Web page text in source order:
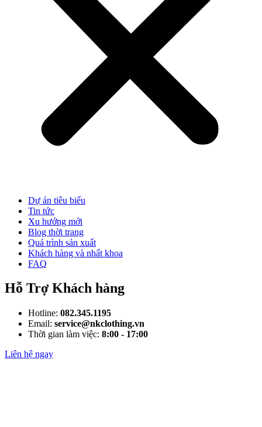
Dự án tiêu biểu
Tin tức
Xu hướng mới
Blog thời trang
Quá trình sản xuất
Khách hàng và nhất khoa
FAQ
Hỗ Trợ Khách hàng
Hotline: 082.345.1195
Email: service@nkclothing.vn
Thời gian làm việc: 8:00 - 17:00
Liên hệ ngay